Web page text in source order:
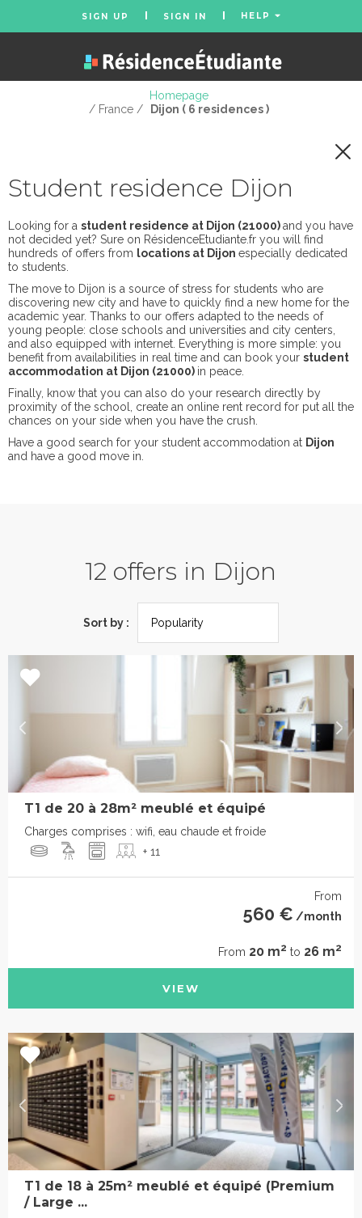
SIGN UP SIGN IN HELP
Homepage
/ France /
Dijon ( 6 residences )
Student residence Dijon
Looking for a student residence at Dijon (21000)and you have
not decided yet? Sure on RésidenceEtudiante.fr you will find
hundreds of offers from locations at Dijon especially dedicated
to students.
The move to Dijon is a source of stress for students who are
discovering new city and have to quickly find a new home for the
academic year. Thanks to our offers adapted to the needs of
young people: close schools and universities and city centers,
and also equipped with internet. Everything is more simple: you
benefit from availabilities in real time and can book your student
accommodation at Dijon (21000) in peace.
Finally, know that you can also do your research directly by
proximity of the school, create an online rent record for put all the
chances on your side when you have the crush.
Have a good search for your student accommodation at Dijon
and have a good move in.
12 offers in Dijon
Sort by :
T1 de 20 à 28m² meublé et équipé
Charges comprises : wifi, eau chaude et froide
+ 11
From
560 € /month
From 20 m2 to 26 m2
VIEW
T1 de 18 à 25m² meublé et équipé (Premium
/ Large ...